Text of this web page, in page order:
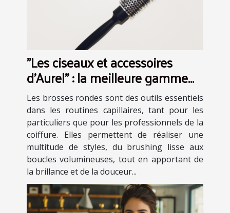
"Les ciseaux et accessoires
d’Aurel" : la meilleure gamme
de brosse ronde en plastique
Les brosses rondes sont des outils essentiels
dans les routines capillaires, tant pour les
particuliers que pour les professionnels de la
coiffure. Elles permettent de réaliser une
multitude de styles, du brushing lisse aux
boucles volumineuses, tout en apportant de
la brillance et de la douceur...